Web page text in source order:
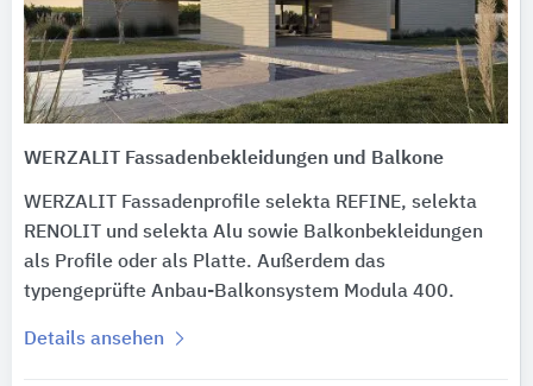
WERZALIT Fassadenbekleidungen und Balkone
WERZALIT Fassadenprofile selekta REFINE, selekta
RENOLIT und selekta Alu sowie Balkonbekleidungen
als Profile oder als Platte. Außerdem das
typengeprüfte Anbau-Balkonsystem Modula 400.
Details ansehen